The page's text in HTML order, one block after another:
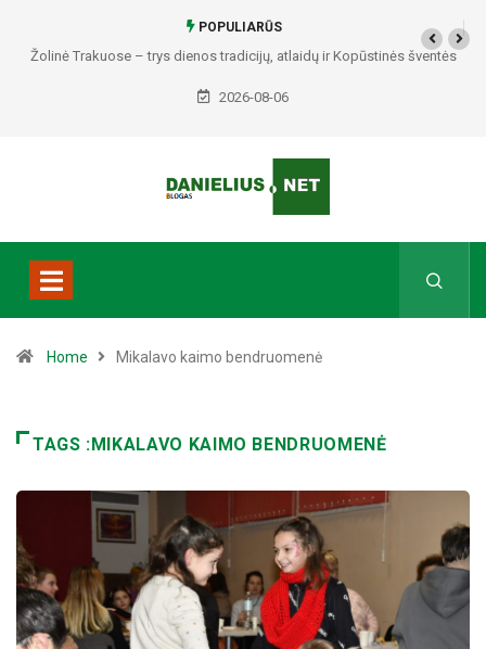
POPULIARŪS
Žolinė Trakuose – trys dienos tradicijų, atlaidų ir Kopūstinės šventės
2026-08-06
Home Mikalavo kaimo bendruomenė
TAGS :MIKALAVO KAIMO BENDRUOMENĖ